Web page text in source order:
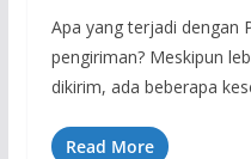
Apa yang terjadi dengan
pengiriman? Meskipun
dikirim, ada beberapa
Read More